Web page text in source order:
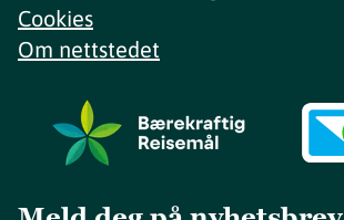
Cookies
Om nettstedet